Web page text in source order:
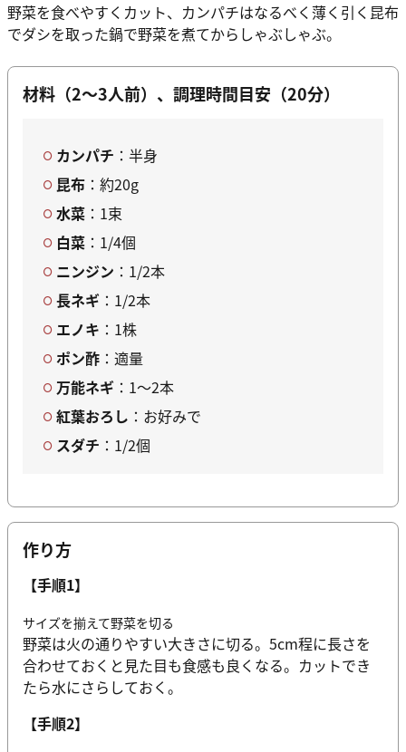
野菜を食べやすくカット、カンパチはなるべく薄く引く昆布
でダシを取った鍋で野菜を煮てからしゃぶしゃぶ。
材料（2～3人前）、調理時間目安（20分）
カンパチ ：半身
昆布 ：約20g
水菜 ：1束
白菜 ：1/4個
ニンジン ：1/2本
長ネギ ：1/2本
エノキ ：1株
ポン酢 ：適量
万能ネギ ：1～2本
紅葉おろし ：お好みで
スダチ ：1/2個
作り方
【手順1】
サイズを揃えて野菜を切る
野菜は火の通りやすい大きさに切る。5cm程に長さを
合わせておくと見た目も食感も良くなる。カットでき
たら水にさらしておく。
【手順2】